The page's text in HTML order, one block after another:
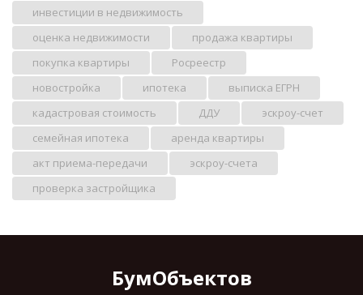
инвестиции в недвижимость
оценка недвижимости
продажа квартиры
покупка квартиры
Росреестр
новостройка
ипотека
выписка ЕГРН
кадастровая стоимость
ДДУ
эскроу-счет
семейная ипотека
аренда квартиры
акт приема-передачи
эскроу-счета
проверка застройщика
БумОбъектов